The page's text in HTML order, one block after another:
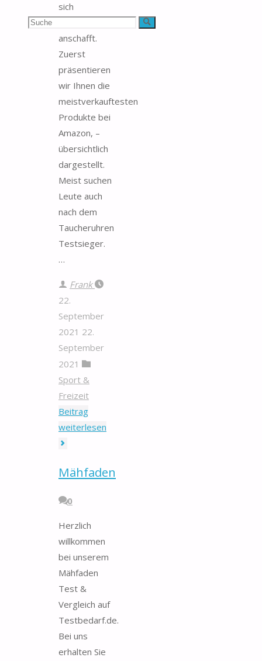
Suchen Suche
sich
anschafft.
Zuerst
präsentieren
wir Ihnen die
meistverkauftesten
Produkte bei
Amazon, –
übersichtlich
dargestellt.
Meist suchen
Leute auch
nach dem
Taucheruhren
Testsieger.
…
Frank
22.
September
2021 22.
September
2021
Sport &
Freizeit
Beitrag
weiterlesen
Mähfaden
0
Herzlich
willkommen
bei unserem
Mähfaden
Test &
Vergleich auf
Testbedarf.de.
Bei uns
erhalten Sie